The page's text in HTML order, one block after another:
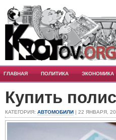
ГЛАВНАЯ ПОЛИТИКА ЭКОНОМИКА
Купить
КАТЕГОРИЯ: АВТОМОБИЛИ | 22 ЯНВАРЯ,